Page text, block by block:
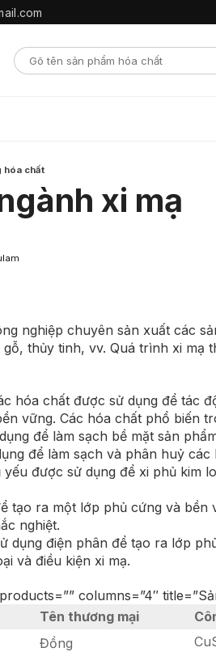
hóa chất
xi mạ
nghiệp chuyên sản xuất các
thủy tinh, vv. Quá trình xi
hóa chất được sử dụng để tác
vững. Các hóa chất phổ biến
để làm sạch bề mặt sản
để làm sạch và phân huỷ các
yếu được sử dụng để xi phủ kim
tạo ra một lớp phủ cứng và
nghiệt.
dụng điện phân để tạo ra lớp
và điều kiện xi mạ.
columns=”4″
Tên thương mại
Đồng